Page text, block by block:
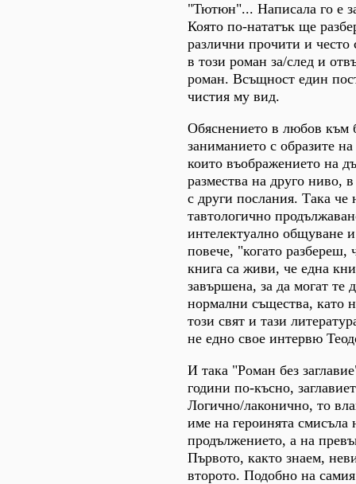
"Тютюн"... Написала го е
Която по-нататък ще
различни прочити и често
в този роман за/след и
роман. Всъщност един
чистия му вид.
Обяснението в любов към
заниманието с образите
които въображението на
размества на друго ниво,
с други послания. Така че
тавтологично
интелектуално общуване
повече, "когато разбереш,
книга са живи, че една
завършена, за да могат те
нормални същества, като
този свят и тази
не едно свое интервю
И така "Роман без
години по-късно,
Логично/лаконично, то
име на героинята смисъла
продължението, а на
Първото, както знаем,
второто. Подобно на